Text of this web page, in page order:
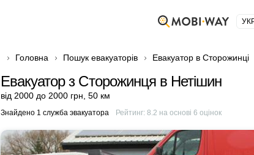
Головна Пошук евакуаторів Евакуатор в Сторожинці
Евакуатор з Сторожинця в Нетішин
від 2000 до 2000 грн 50 км
Знайдено 1 служба эвакуатора Рейтинг: 8.2 на основі 6 оцінок